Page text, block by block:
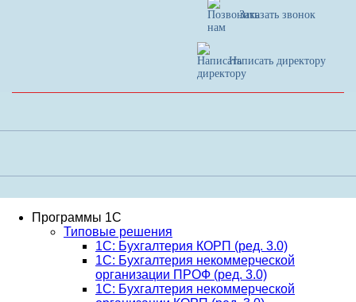
Заказать звонок
Написать директору
Программы 1С
Типовые решения
1C: Бухгалтерия КОРП (ред. 3.0)
1С: Бухгалтерия некоммерческой
организации ПРОФ (ред. 3.0)
1С: Бухгалтерия некоммерческой